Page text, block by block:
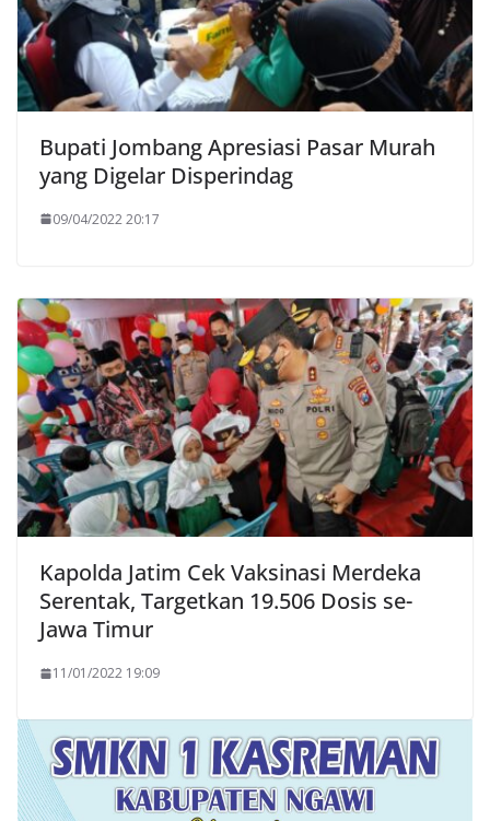
Bupati Jombang Apresiasi Pasar Murah
yang Digelar Disperindag
09/04/2022 20:17
Kapolda Jatim Cek Vaksinasi Merdeka
Serentak, Targetkan 19.506 Dosis se-
Jawa Timur
11/01/2022 19:09